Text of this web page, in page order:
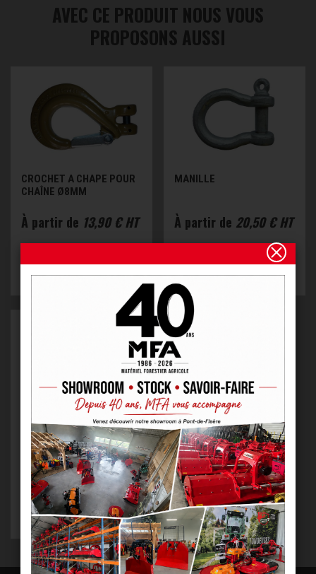
AVEC CE PRODUIT NOUS VOUS
PROPOSONS AUSSI
CROCHET A CHAPE POUR
CHAÎNE Ø8MM
À partir de 13,90 € HT
MANILLE
À partir de 20,50 € HT
TENDEUR D’ARRIMAGE
À partir de43,60 € HT
VOIR LE PRODUIT